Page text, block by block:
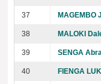
37 MAGEMBO
38 MALOKI
39 SENGA
40 FIENGA